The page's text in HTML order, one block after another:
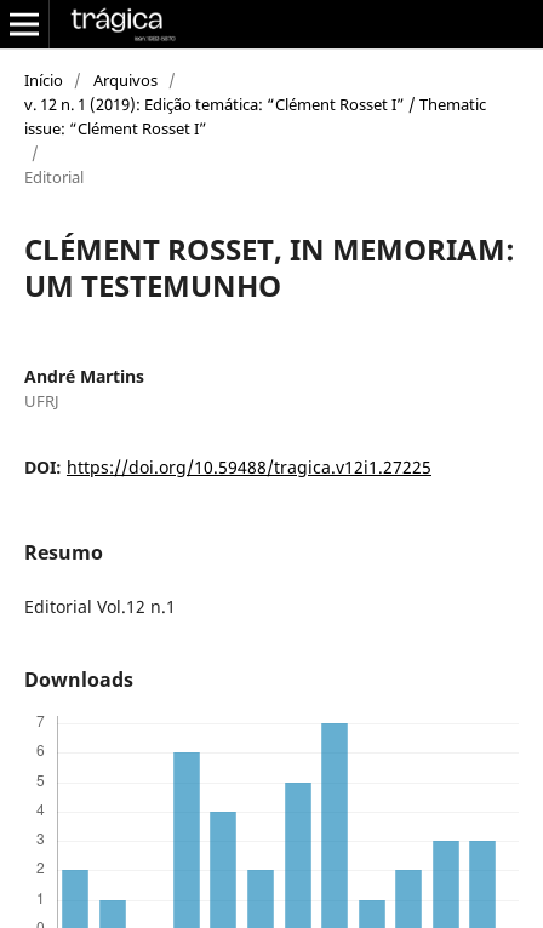
Início / Arquivos /
v. 12 n. 1 (2019): Edição temática: “Clément Rosset I” / Thematic
issue: “Clément Rosset I”
/
Editorial
CLÉMENT ROSSET, IN MEMORIAM:
UM TESTEMUNHO
André Martins
UFRJ
DOI: https://doi.org/10.59488/tragica.v12i1.27225
Resumo
Editorial Vol.12 n.1
Downloads